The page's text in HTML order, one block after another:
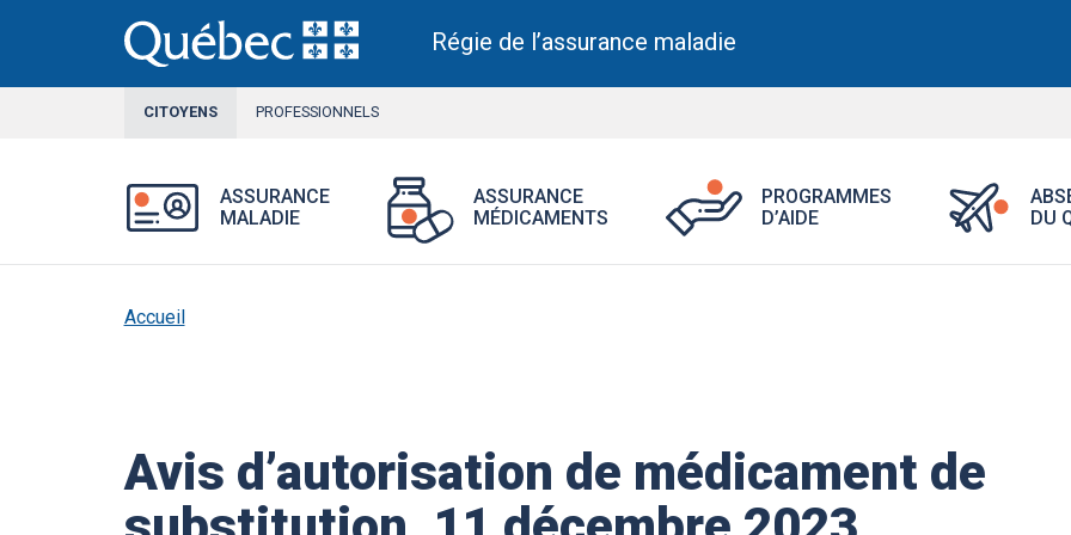
Régie de l’assurance maladie
CITOYENSSECTION
ASSURANCE
MALADIE
Ouvrir
Assurance
maladie.
ASSURANCE
MÉDICAMENTS
médicaments.
PROGRAMMES
D’AIDE
d’aide.
DU
PROFESSIONNELS
Accueil
Avis d’autorisation de médicament de